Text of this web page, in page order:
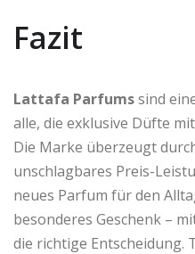
Fazit
Lattafa Parfumssind
alle, die exklusive Düfte
Die Marke überzeugt
unschlagbares Preis-
neues Parfum für den
besonderes Geschenk –
die richtige Entscheidung.